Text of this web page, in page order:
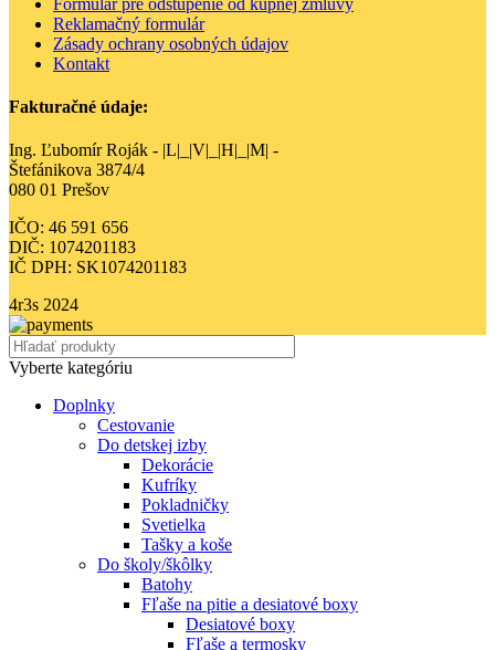
Reklamačný formulár
Zásady ochrany osobných údajov
Kontakt
Fakturačné údaje:
Ing. Ľubomír Roják - |L|_|V|_|H|_|M| -
Štefánikova 3874/4
080 01 Prešov
IČO: 46 591 656
DIČ: 1074201183
IČ DPH: SK1074201183
4r3s 2024
Vyberte kategóriu
Doplnky
Cestovanie
Do detskej izby
Dekorácie
Kufríky
Pokladničky
Svetielka
Tašky a koše
Do školy/škôlky
Batohy
Fľaše na pitie a desiatové boxy
Desiatové boxy
Fľaše a termosky